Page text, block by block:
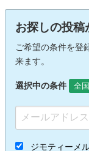
お探しの投稿
ご希望の条件を登
来ます。
選択中の条件 全国
ジモティーメ